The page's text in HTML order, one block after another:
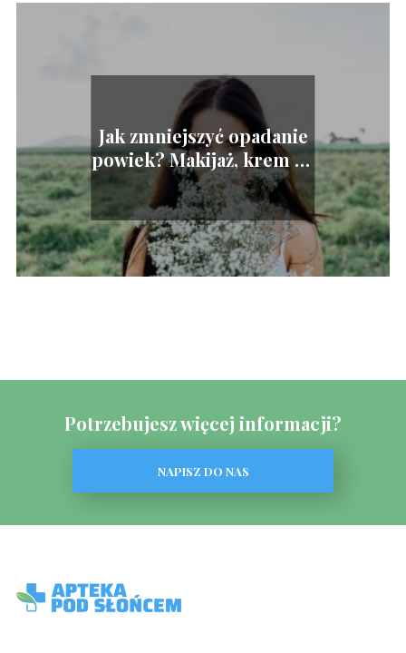
Jak zmniejszyć opadanie
powiek? Makijaż, krem na
opadające powieki i
zabiegi medycyny
estetycznej
Potrzebujesz więcej informacji?
NAPISZ DO NAS